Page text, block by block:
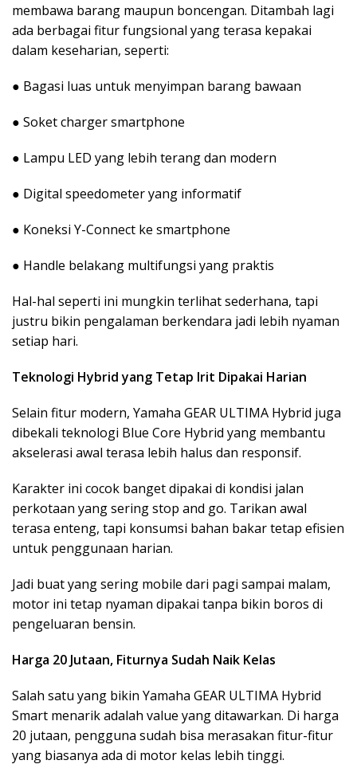
membawa barang maupun boncengan. Ditambah lagi
ada berbagai fitur fungsional yang terasa kepakai
dalam keseharian, seperti:
● Bagasi luas untuk menyimpan barang bawaan
● Soket charger smartphone
● Lampu LED yang lebih terang dan modern
● Digital speedometer yang informatif
● Koneksi Y-Connect ke smartphone
● Handle belakang multifungsi yang praktis
Hal-hal seperti ini mungkin terlihat sederhana, tapi
justru bikin pengalaman berkendara jadi lebih nyaman
setiap hari.
Teknologi Hybrid yang Tetap Irit Dipakai Harian
Selain fitur modern, Yamaha GEAR ULTIMA Hybrid juga
dibekali teknologi Blue Core Hybrid yang membantu
akselerasi awal terasa lebih halus dan responsif.
Karakter ini cocok banget dipakai di kondisi jalan
perkotaan yang sering stop and go. Tarikan awal
terasa enteng, tapi konsumsi bahan bakar tetap efisien
untuk penggunaan harian.
Jadi buat yang sering mobile dari pagi sampai malam,
motor ini tetap nyaman dipakai tanpa bikin boros di
pengeluaran bensin.
Harga 20 Jutaan, Fiturnya Sudah Naik Kelas
Salah satu yang bikin Yamaha GEAR ULTIMA Hybrid
Smart menarik adalah value yang ditawarkan. Di harga
20 jutaan, pengguna sudah bisa merasakan fitur-fitur
yang biasanya ada di motor kelas lebih tinggi.